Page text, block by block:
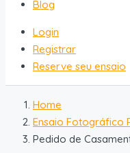
Blog
Login
Registrar
Reserve seu ensaio
Home
Ensaio Fotográfico
Pedido de